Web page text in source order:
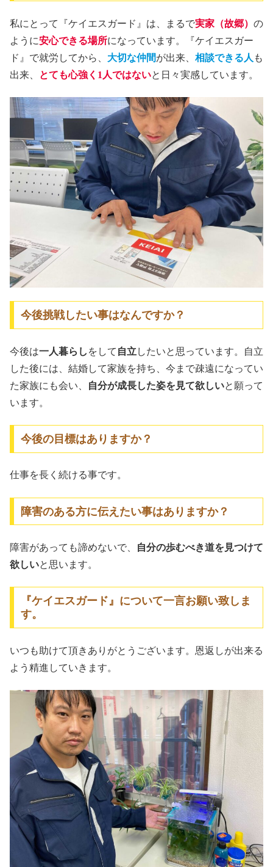
私にとって『ケイエスガード』は、まるで実家（故郷） の
ように安心できる場所になっています。『ケイエスガー
ド』で就労してから、 大切な仲間が出来、 相談できる人 も
出来、
とても心強く1人ではないと日々実感しています。
今後挑戦したい事はなんですか？
今後は一人暮らし をして 自立 したいと思っています。自立
した後には、結婚して家族を持ち、今まで疎遠になってい
た家族にも会い、
自分が成長した姿を見て欲しいと願って
います。
今後の目標はありますか？
仕事を長く続ける事です。
障害のある方に伝えたい事はありますか？
障害があっても諦めないで、
自分の歩むべき道を見つけて
欲しいと思います。
『ケイエスガード』について一言お願い致しま
す。
いつも助けて頂きありがとうございます。恩返しが出来る
よう精進していきます。